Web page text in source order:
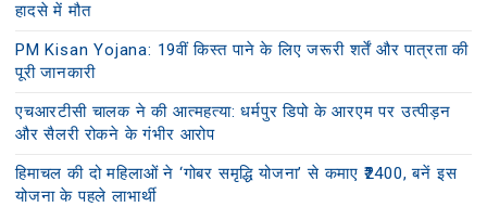
हादसे में मौत
PM Kisan Yojana: 19वीं किस्त पाने के लिए जरूरी शर्तें और पात्रता की
पूरी जानकारी
एचआरटीसी चालक ने की आत्महत्या: धर्मपुर डिपो के आरएम पर उत्पीड़न
और सैलरी रोकने के गंभीर आरोप
हिमाचल की दो महिलाओं ने ‘गोबर समृद्धि योजना’ से कमाए ₹2400, बनें इस
योजना के पहले लाभार्थी